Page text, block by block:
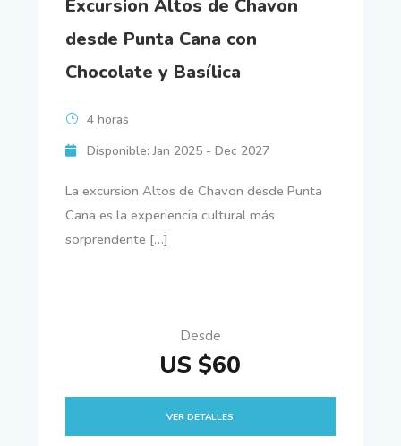
Excursion Altos de Chavon
desde Punta Cana con
Chocolate y Basílica
4 horas
Disponible: Jan 2025 - Dec 2027
La excursion Altos de Chavon desde Punta
Cana es la experiencia cultural más
sorprendente […]
Desde
US $60
VER DETALLES